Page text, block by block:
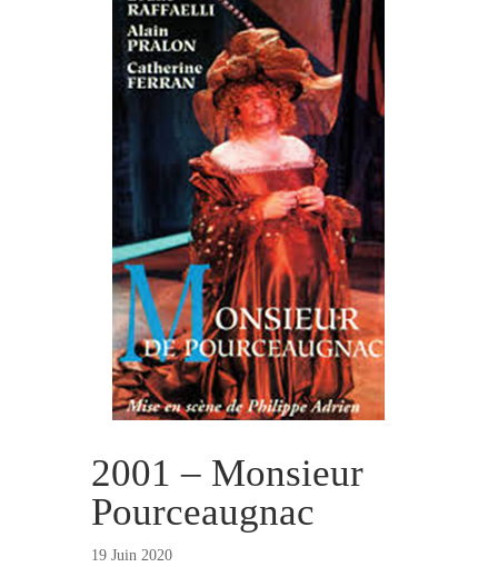
2001 – Monsieur
Pourceaugnac
19 Juin 2020